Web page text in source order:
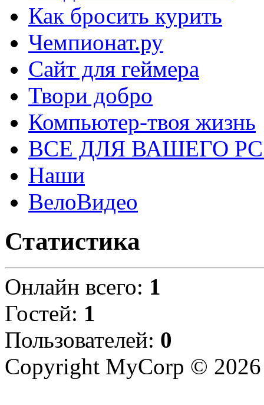
Как бросить курить
Чемпионат.ру
Сайт для геймера
Твори добро
Компьютер-твоя жизнь
ВСЕ ДЛЯ ВАШЕГО
Наши
ВелоВидео
Статистика
Онлайн всего: 1
Гостей: 1
Пользователей: 0
Copyright MyCorp ©